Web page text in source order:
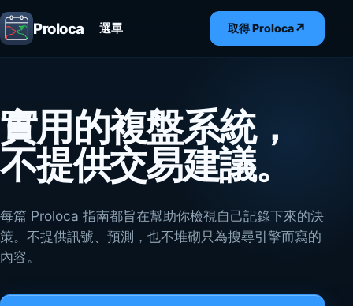
Proloca 選單 取得 Proloca↗
實用的複盤系統，
不提供交易建議。
每篇 Proloca 指南都旨在幫助你檢視自己記錄下來的決
策。不提供訊號、預測，也不堆砌只為搜尋引擎而寫的
內容。